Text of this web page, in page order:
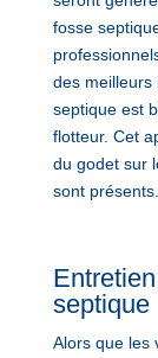
fosse
des meilleurs
septique est
flotteur. Cet
du godet sur
sont présents.
septique
Alors que les